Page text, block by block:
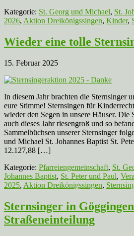
Kategorie: St. Georg und Michael, St.
2026, Aktion Dreikönigssingen, Kinder,
Wieder eine tolle
15. Februar 2025
In diesem Jahr brachten die Sternsinger
eure Stimme! Sternsingen für
wieder den Segen in unsere Häuser. Die
auch dieses Jahr riesengroß und so
Sammelbüchsen unserer Sternsinger
und Michael St. Johannes Baptist St.
12.127,88 […]
Kategorie: Pfarreiengemeinschaft, St.
Johannes Baptist, St. Peter und Paul,
2025, Aktion Dreikönigssingen,
Sternsinger in
Straßeneinteilung